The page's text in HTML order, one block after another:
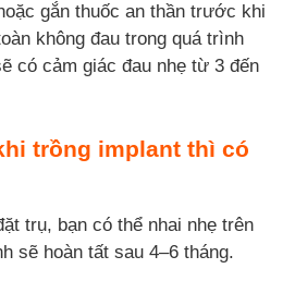
gắn thuốc an thần trước khi
không đau trong quá trình
có cảm giác đau nhẹ từ 3 đến
trồng implant thì có
trụ, bạn có thể nhai nhẹ trên
sẽ hoàn tất sau 4–6 tháng.